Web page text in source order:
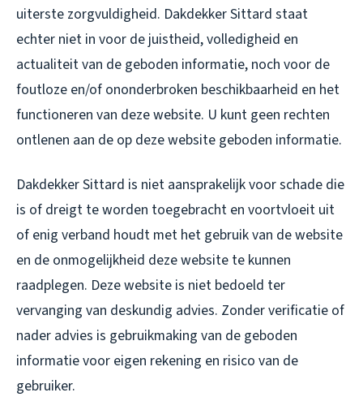
uiterste zorgvuldigheid. Dakdekker Sittard staat
echter niet in voor de juistheid, volledigheid en
actualiteit van de geboden informatie, noch voor de
foutloze en/of ononderbroken beschikbaarheid en het
functioneren van deze website. U kunt geen rechten
ontlenen aan de op deze website geboden informatie.
Dakdekker Sittard is niet aansprakelijk voor schade die
is of dreigt te worden toegebracht en voortvloeit uit
of enig verband houdt met het gebruik van de website
en de onmogelijkheid deze website te kunnen
raadplegen. Deze website is niet bedoeld ter
vervanging van deskundig advies. Zonder verificatie of
nader advies is gebruikmaking van de geboden
informatie voor eigen rekening en risico van de
gebruiker.